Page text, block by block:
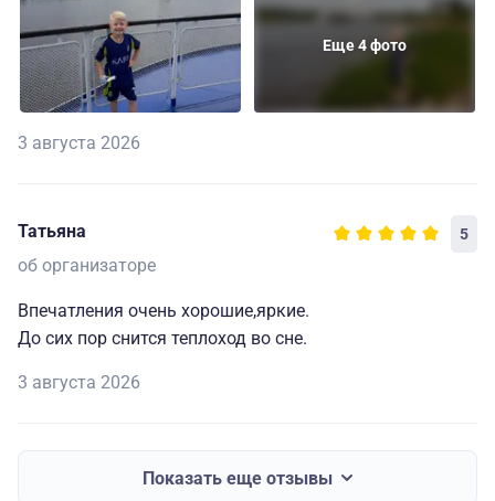
Еще 4 фото
3 августа 2026
Татьяна 5
об организаторе
Впечатления очень хорошие,яркие.
До сих пор снится теплоход во сне.
3 августа 2026
Показать еще отзывы